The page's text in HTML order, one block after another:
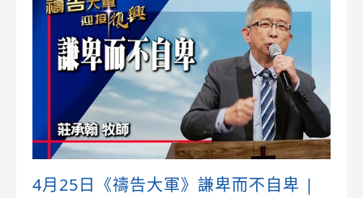
4月25日《禱告大軍》謙卑而不自卑 |